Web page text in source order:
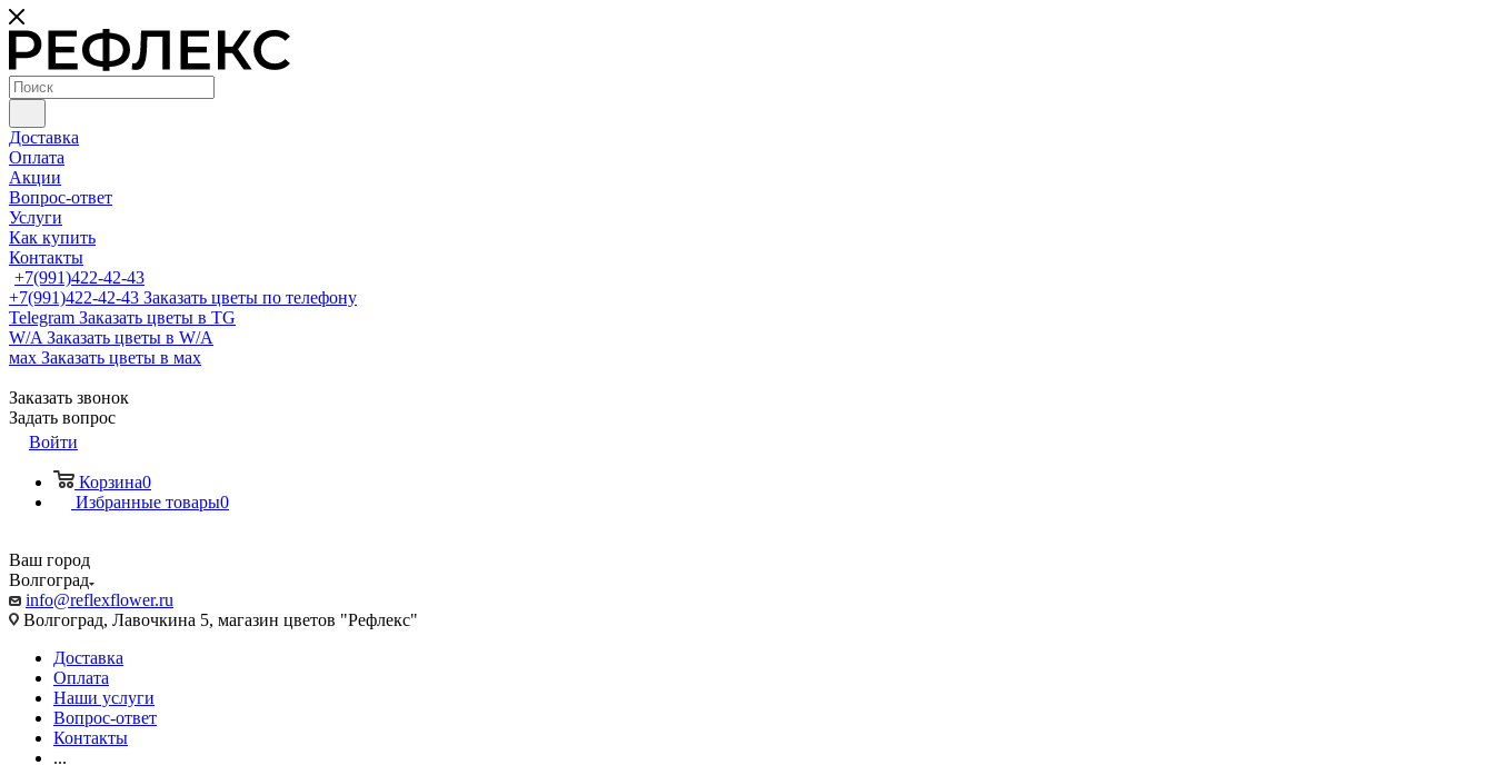
Доставка
Оплата
Акции
Вопрос-ответ
Услуги
Как купить
Контакты
+7(991)422-42-43
+7(991)422-42-43 Заказать цветы по телефону
Telegram Заказать цветы в TG
W/A Заказать цветы в W/A
мах Заказать цветы в мах
Заказать звонок
Задать вопрос
Войти
Корзина0
Избранные товары0
Ваш город
Волгоград
info@reflexflower.ru
Волгоград, Лавочкина 5, магазин цветов "Рефлекс"
Доставка
Оплата
Наши услуги
Вопрос-ответ
Контакты
...